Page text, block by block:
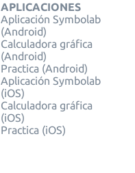
APLICACIONES
Aplicación Symbolab
(Android)
Calculadora gráfica
(Android)
Practica (Android)
Aplicación Symbolab
(iOS)
Calculadora gráfica
(iOS)
Practica (iOS)